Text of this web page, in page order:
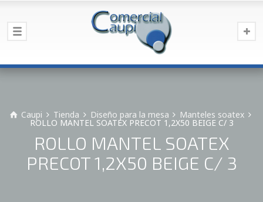
Caupi Tienda Diseño para la mesa Manteles soatex
ROLLO MANTEL SOATEX PRECOT 1,2X50 BEIGE C/ 3
ROLLO MANTEL SOATEX
PRECOT 1,2X50 BEIGE C/ 3